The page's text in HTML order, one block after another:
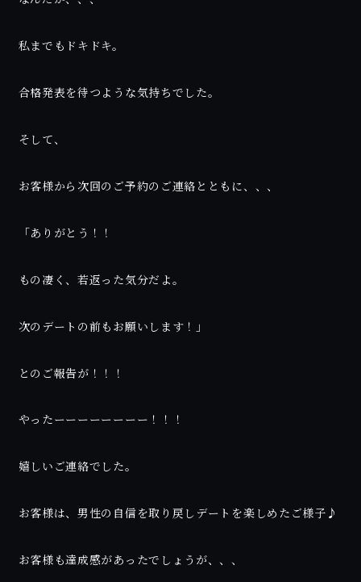
私までもドキドキ。
合格発表を待つような気持ちでした。
そして、
お客様から次回のご予約のご連絡とともに、、、
「ありがとう！！
もの凄く、若返った気分だよ。
次のデートの前もお願いします！」
とのご報告が！！！
やったーーーーーーーー！！！
嬉しいご連絡でした。
お客様は、男性の自信を取り戻しデートを楽しめたご様子♪
お客様も達成感があったでしょうが、、、